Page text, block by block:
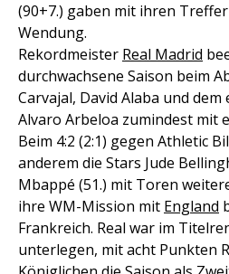
(90+7.) gaben mit ihren
Wendung.
Rekordmeister Real Madrid
durchwachsene Saison beim
Carvajal, David Alaba und
Alvaro Arbeloa zumindest mit
Beim 4:2 (2:1) gegen Athletic
anderem die Stars Jude
Mbappé (51.) mit Toren
ihre WM-Mission mit England
Frankreich. Real war im
unterlegen, mit acht Punkten